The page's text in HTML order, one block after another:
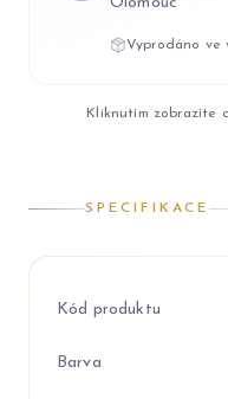
Vyprodáno ve
Kliknutím zobrazíte
SPECIFIKACE
Kód produktu
Barva